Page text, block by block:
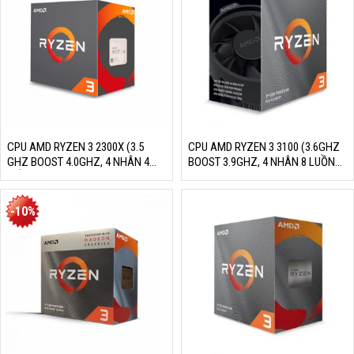
3.290.000₫.
2.290.000₫.
CPU AMD RYZEN 3 2300X (3.5
GHZ BOOST 4.0GHZ, 4 NHÂN 4
LUỒNG, 8MB CACHE, 65W,
SOCKET AM4)
CPU AMD RYZEN 3 3100 (3.6GHZ
BOOST 3.9GHZ, 4 NHÂN 8 LUỒNG,
16MB CACHE, 65W, SOCKET AM4)
-10%